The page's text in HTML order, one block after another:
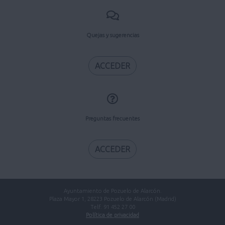
Quejas y sugerencias
ACCEDER
Preguntas frecuentes
ACCEDER
Ayuntamiento de Pozuelo de Alarcón.
Plaza Mayor 1, 28223 Pozuelo de Alarcón (Madrid)
Telf. 91 452 27 00
Política de privacidad